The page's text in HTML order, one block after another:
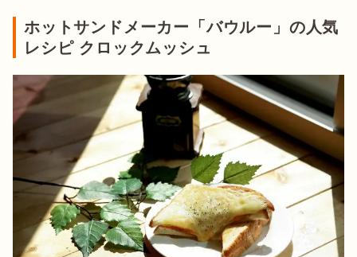
ホットサンドメーカー「バウルー」の人気
レシピ クロックムッシュ